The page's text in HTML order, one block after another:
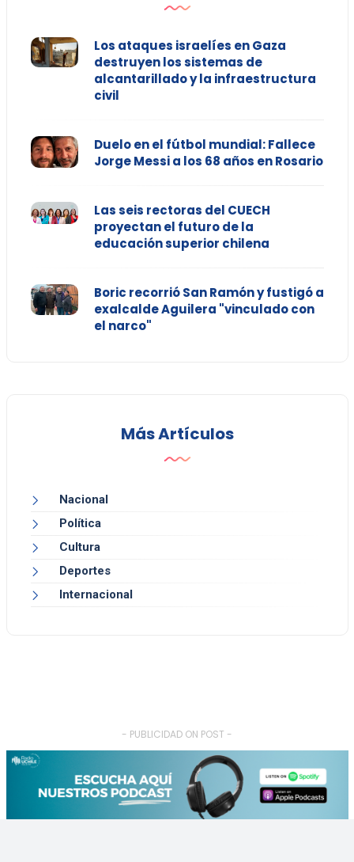
Los ataques israelíes en Gaza
destruyen los sistemas de
alcantarillado y la infraestructura
civil
Duelo en el fútbol mundial: Fallece
Jorge Messi a los 68 años en Rosario
Las seis rectoras del CUECH
proyectan el futuro de la
educación superior chilena
Boric recorrió San Ramón y fustigó a
exalcalde Aguilera "vinculado con
el narco"
Más Artículos
Nacional
Política
Cultura
Deportes
Internacional
- PUBLICIDAD ON POST -